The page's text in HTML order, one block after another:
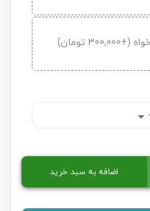
تومان)
اضافه به سبد خرید